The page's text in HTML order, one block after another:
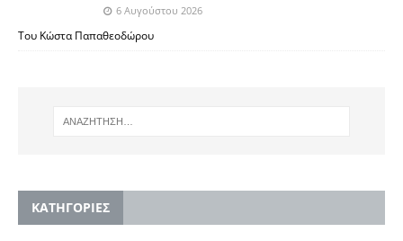
6 Αυγούστου 2026
Του Κώστα Παπαθεοδώρου
KΑΤΗΓΟΡΙΕΣ